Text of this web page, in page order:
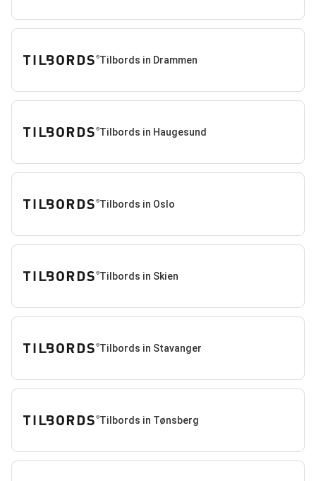
Tilbords in Drammen
Tilbords in Haugesund
Tilbords in Oslo
Tilbords in Skien
Tilbords in Stavanger
Tilbords in Tønsberg